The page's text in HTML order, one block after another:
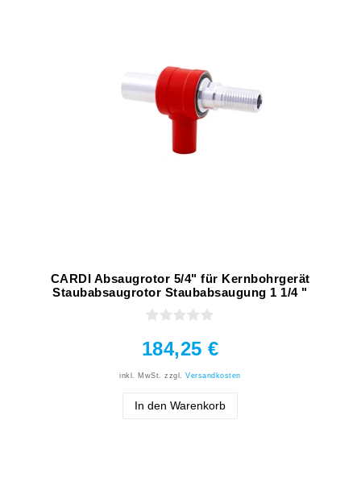
CARDI Absaugrotor 5/4" für Kernbohrgerät
Staubabsaugrotor Staubabsaugung 1 1/4 "
184,25 €
inkl. MwSt. zzgl.Versandkosten
In den Warenkorb